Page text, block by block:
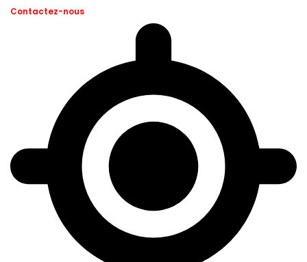
Contactez-nous